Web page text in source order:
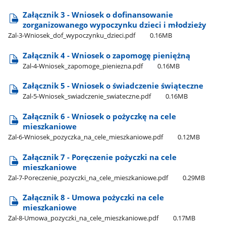
Załącznik 3 - Wniosek o dofinansowanie
zorganizowanego wypoczynku dzieci i młodzieży
Zal-3-Wniosek​_dof​_wypoczynku​_dzieci.pdf 0.16MB
Załącznik 4 - Wniosek o zapomogę pieniężną
Zal-4-Wniosek​_zapomoge​_pieniezna.pdf 0.16MB
Załącznik 5 - Wniosek o świadczenie świąteczne
Zal-5-Wniosek​_swiadczenie​_swiateczne.pdf 0.16MB
Załącznik 6 - Wniosek o pożyczkę na cele
mieszkaniowe
Zal-6-Wniosek​_pozyczka​_na​_cele​_mieszkaniowe.pdf 0.12MB
Załącznik 7 - Poręczenie pożyczki na cele
mieszkaniowe
Zal-7-Poreczenie​_pozyczki​_na​_cele​_mieszkaniowe.pdf 0.29MB
Załącznik 8 - Umowa pożyczki na cele
mieszkaniowe
Zal-8-Umowa​_pozyczki​_na​_cele​_mieszkaniowe.pdf 0.17MB